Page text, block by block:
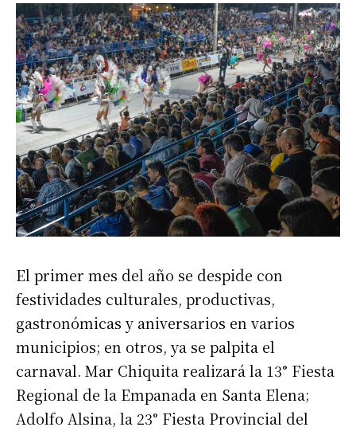
El primer mes del año se despide con
festividades culturales, productivas,
gastronómicas y aniversarios en varios
municipios; en otros, ya se palpita el
carnaval. Mar Chiquita realizará la 13° Fiesta
Regional de la Empanada en Santa Elena;
Adolfo Alsina, la 23° Fiesta Provincial del